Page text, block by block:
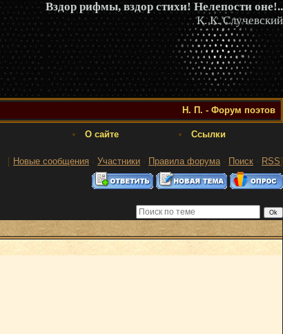
Вздор рифмы, вздор стихи! Нелепости оне!..
К. К. Случевский
Н. П. - Форум поэтов
О сайте Ссылки
[ Новые сообщения · Участники · Правила форума· Поиск · RSS]